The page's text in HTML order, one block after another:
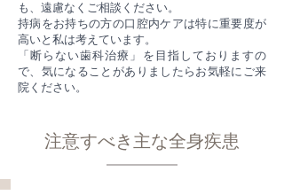
も、遠慮なくご相談ください。
持病をお持ちの方の口腔内ケアは特に重要度が
高いと私は考えています。
「断らない歯科治療」を目指しておりますの
で、気になることがありましたらお気軽にご来
院ください。
注意すべき主な全身疾患